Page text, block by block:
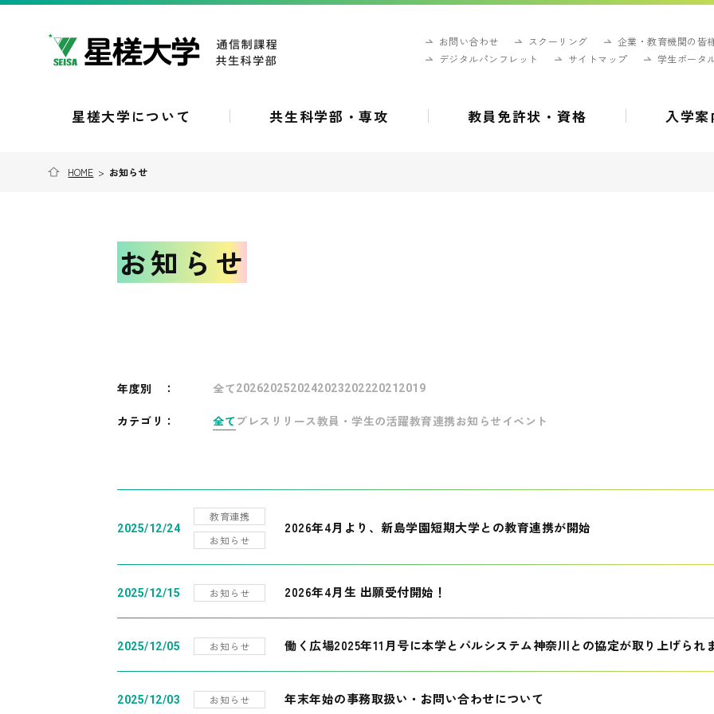
お問い合わせ スクーリング
企業・教育機関の皆
デジタルパンフレット
サイトマップ 学生ポータ
星槎大学について 共生科学部・専攻 教員免許状・資格 入学案
HOME > お知らせ
お知らせ
年度別 ： 全て202620252024202320222021 2019
カテゴリ： 全て プレスリリース教員・学生の活躍教育連携お知らせ イベント
2025/12/24
教育連携
お知らせ
2026年4月より、新島学園短期大学との教育連携が開始
2025/12/15 お知らせ 2026年4月生 出願受付開始！
2025/12/05 お知らせ 働く広場2025年11月号に本学とパルシステム神奈川との協定が取り上げられ
2025/12/03 お知らせ 年末年始の事務取扱い・お問い合わせについて